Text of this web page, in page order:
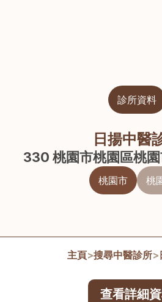
診所資料
日揚中醫
330 桃園市桃園區桃
桃園市 桃
主頁>搜尋中醫診所>
查看詳細